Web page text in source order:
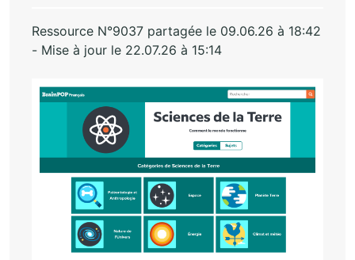
Ressource N°9037 partagée le 09.06.26 à 18:42
- Mise à jour le 22.07.26 à 15:14